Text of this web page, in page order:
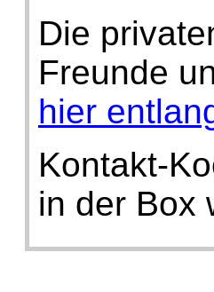
Die
Freunde
hier
Kontakt-
in der Box